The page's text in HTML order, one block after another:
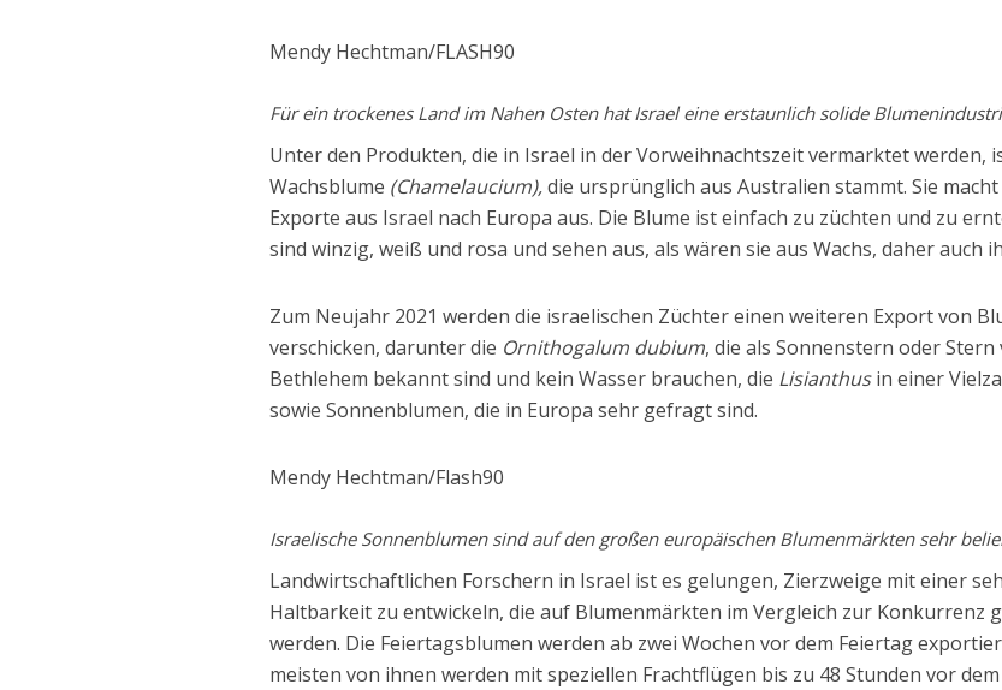
Mendy Hechtman/FLASH90
Für ein trockenes Land im Nahen Osten hat Israel eine erstaunlich solide
Unter den Produkten, die in Israel in der Vorweihnachtszeit vermarktet werden,
Wachsblume (Chamelaucium),die ursprünglich aus Australien stammt. Sie macht
Exporte aus Israel nach Europa aus. Die Blume ist einfach zu züchten und zu
sind winzig, weiß und rosa und sehen aus, als wären sie aus Wachs, daher auch
Zum Neujahr 2021 werden die israelischen Züchter einen weiteren Export von
verschicken, darunter die Ornithogalum dubium, die als Sonnenstern oder Stern
Bethlehem bekannt sind und kein Wasser brauchen, die Lisianthusin einer
sowie Sonnenblumen, die in Europa sehr gefragt sind.
Mendy Hechtman/Flash90
Israelische Sonnenblumen sind auf den großen europäischen Blumenmärkten sehr
Landwirtschaftlichen Forschern in Israel ist es gelungen, Zierzweige mit einer
Haltbarkeit zu entwickeln, die auf Blumenmärkten im Vergleich zur Konkurrenz
werden. Die Feiertagsblumen werden ab zwei Wochen vor dem Feiertag
meisten von ihnen werden mit speziellen Frachtflügen bis zu 48 Stunden vor